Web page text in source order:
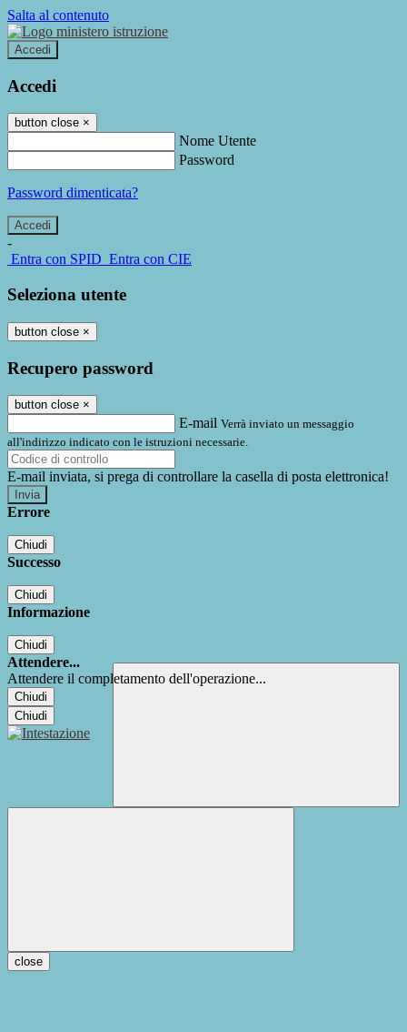
Salta al contenuto
Accedi
Accedi
button close ×
Nome Utente
Password
Password dimenticata?
-
Entra con SPID Entra con CIE
Seleziona utente
button close ×
Recupero password
button close ×
E-mail Verrà inviato un messaggio
all'indirizzo indicato con le istruzioni necessarie.
E-mail inviata, si prega di controllare la casella di posta elettronica!
Errore
Chiudi
Successo
Chiudi
Informazione
Chiudi
Attendere...
Attendere il completamento dell'operazione...
Chiudi
Chiudi
close